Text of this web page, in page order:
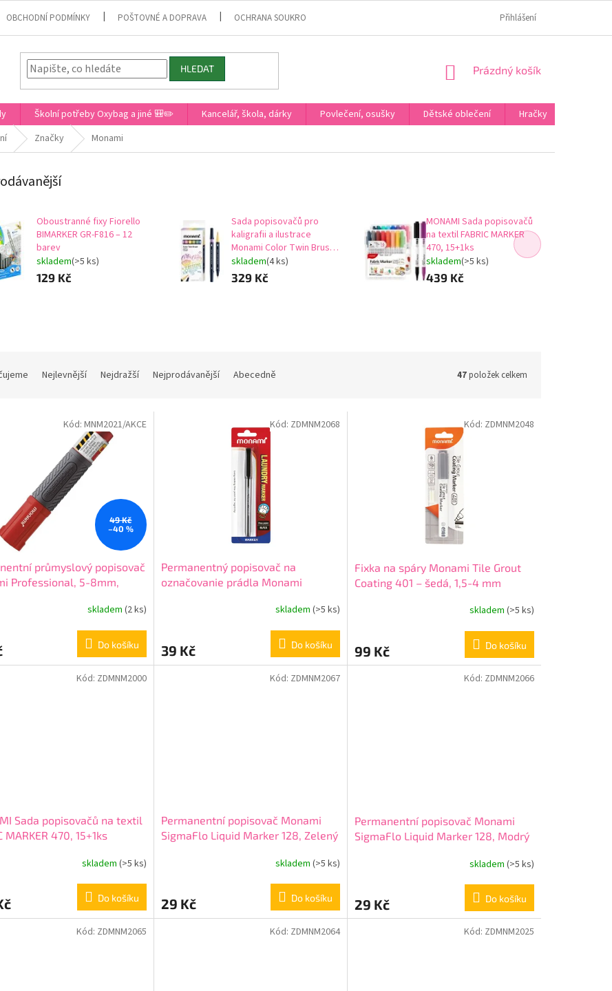
OBCHODNÍ PODMÍNKY POŠTOVNÉ A DOPRAVA OCHRANA SOUKROMÍ HODNOCENÍ NA HEURÉCE
Přihlášení
HLEDAT
NÁKUPNÍ
Prázdný košík
Školní potřeby Oxybag a jiné 🎒✏️ Kancelář, škola, dárky Povlečení, osušky Dětské oblečení Hračky
Značky Monami
Oboustranné fixy Fiorello
BIMARKER GR-F816 – 12
barev
skladem(>5 ks)
129 Kč
Sada popisovačů pro
kaligrafii a ilustrace
Monami Color Twin Brush -
Pastel set, 6ks
skladem(4 ks)
329 Kč
MONAMI Sada popisovačů
na textil FABRIC MARKER
470, 15+1ks
skladem(>5 ks)
439 Kč
Nejlevnější Nejdražší Nejprodávanější Abecedně 47položek celkem
49 Kč
–40 %
průmyslový popisovač
Professional, 5-8mm,
skladem (2 ks)
Do košíku
Kód: MNM2021/AKCE
Permanentný popisovač na
označovanie prádla Monami
skladem (>5 ks)
39 Kč Do košíku
Kód: ZDMNM2068
Fixka na spáry Monami Tile Grout
Coating 401 – šedá, 1,5-4 mm
skladem (>5 ks)
99 Kč Do košíku
Kód: ZDMNM2048
Sada popisovačů na textil
MARKER 470, 15+1ks
skladem (>5 ks)
Do košíku
Kód: ZDMNM2000
Permanentní popisovač Monami
SigmaFlo Liquid Marker 128, Zelený
skladem (>5 ks)
29 Kč Do košíku
Kód: ZDMNM2067
Permanentní popisovač Monami
SigmaFlo Liquid Marker 128, Modrý
skladem (>5 ks)
29 Kč Do košíku
Kód: ZDMNM2066
Kód: ZDMNM2065 Kód: ZDMNM2064 Kód: ZDMNM2025